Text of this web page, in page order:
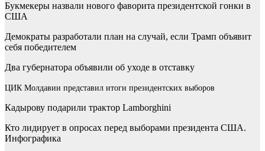
Букмекеры назвали нового фаворита президентской гонки в
США
Демократы разработали план на случай, если Трамп объявит
себя победителем
Два губернатора объявили об уходе в отставку
ЦИК Молдавии представил итоги президентских выборов
Кадырову подарили трактор Lamborghini
Кто лидирует в опросах перед выборами президента США.
Инфографика